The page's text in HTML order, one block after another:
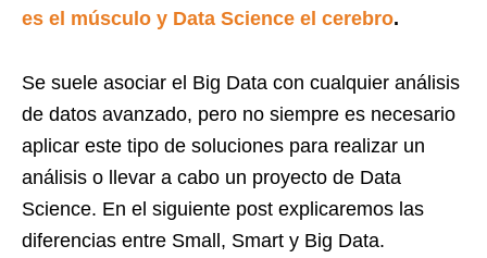
es el músculo y Data Science el cerebro.
Se suele asociar el Big Data con cualquier análisis
de datos avanzado, pero no siempre es necesario
aplicar este tipo de soluciones para realizar un
análisis o llevar a cabo un proyecto de Data
Science. En el siguiente post explicaremos las
diferencias entre Small, Smart y Big Data.